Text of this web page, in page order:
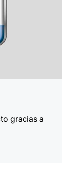
gracias a